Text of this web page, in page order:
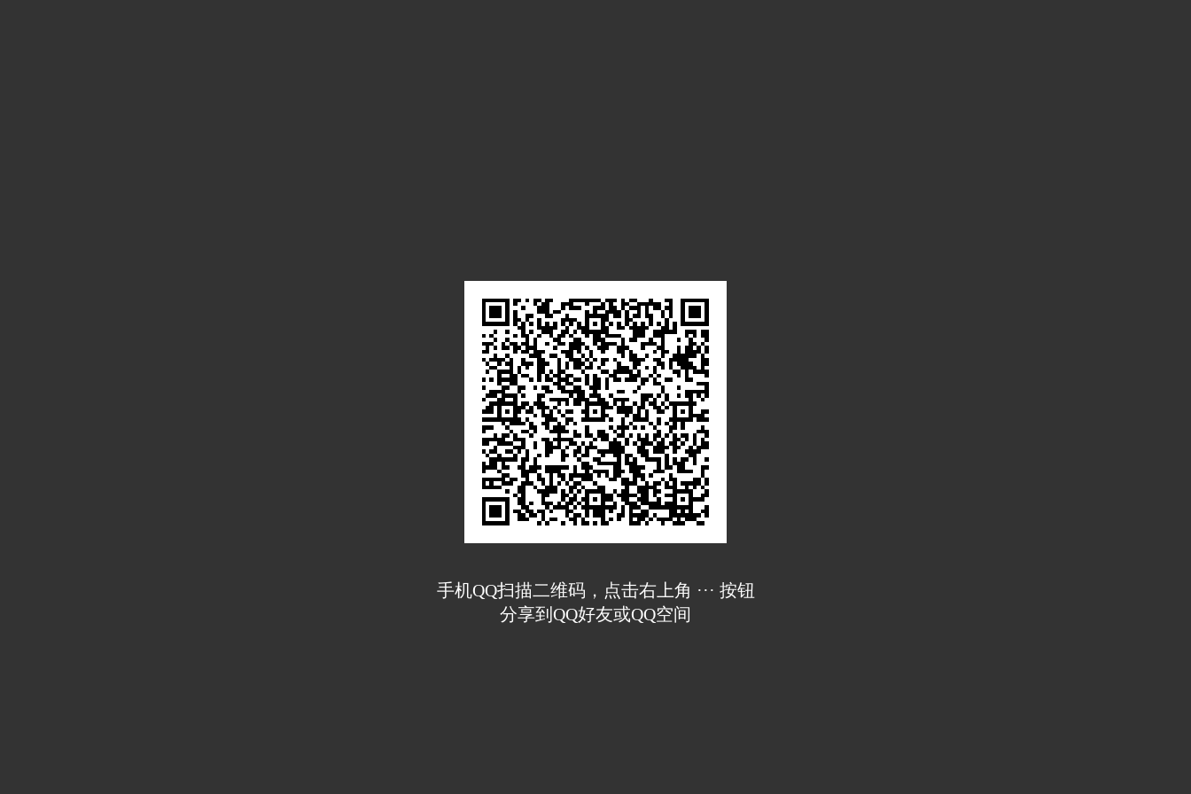
手机QQ扫描二维码，点击右上角 ··· 按钮
分享到QQ好友或QQ空间